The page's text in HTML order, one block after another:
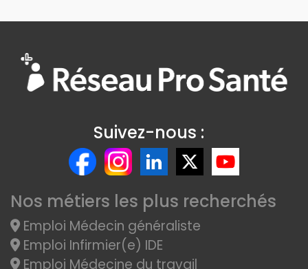
Suivez-nous :
Nos métiers les plus recherchés
Emploi Médecin généraliste
Emploi Infirmier(e) IDE
Emploi Médecine du travail